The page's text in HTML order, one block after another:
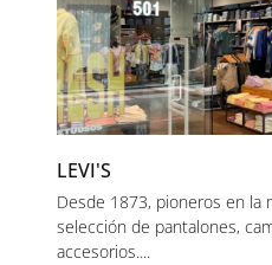
LEVI'S
Desde 1873, pioneros en la
selección de pantalones,
accesorios....